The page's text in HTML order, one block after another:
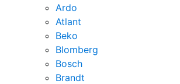
Ardo
Atlant
Beko
Blomberg
Bosch
Brandt